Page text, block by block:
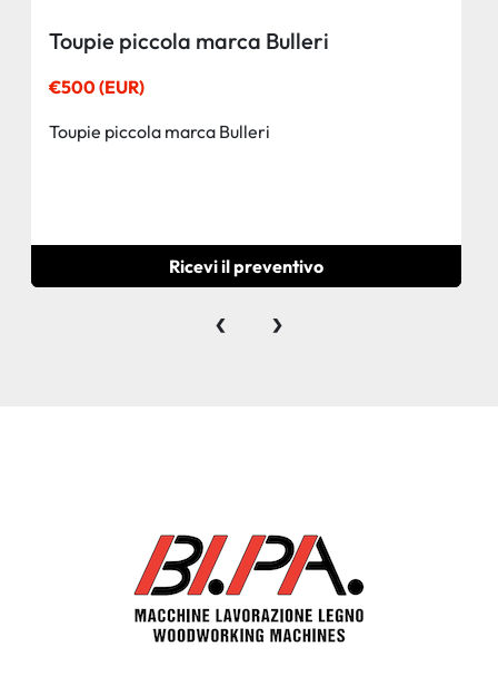
Toupie piccola marca Bulleri
€500 (EUR)
Toupie piccola marca Bulleri
Ricevi il preventivo
‹ ›